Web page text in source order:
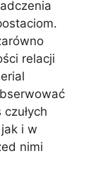
relacji
i w
nimi